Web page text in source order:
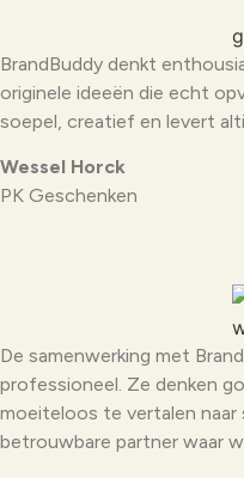
BrandBuddy denkt
originele ideeën die echt
soepel, creatief en levert
Wessel Horck
PK Geschenken
De samenwerking met
professioneel. Ze denken
moeiteloos te vertalen naar
betrouwbare partner waar